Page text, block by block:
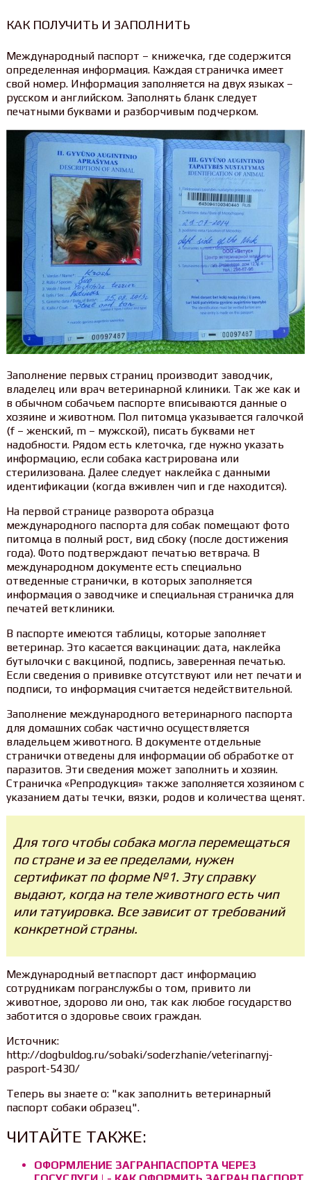
КАК ПОЛУЧИТЬ И ЗАПОЛНИТЬ
Международный паспорт – книжечка, где содержится
определенная информация. Каждая страничка имеет
свой номер. Информация заполняется на двух языках –
русском и английском. Заполнять бланк следует
печатными буквами и разборчивым подчерком.
Заполнение первых страниц производит заводчик,
владелец или врач ветеринарной клиники. Так же как и
в обычном собачьем паспорте вписываются данные о
хозяине и животном. Пол питомца указывается галочкой
(f – женский, m – мужской), писать буквами нет
надобности. Рядом есть клеточка, где нужно указать
информацию, если собака кастрирована или
стерилизована. Далее следует наклейка с данными
идентификации (когда вживлен чип и где находится).
На первой странице разворота образца
международного паспорта для собак помещают фото
питомца в полный рост, вид сбоку (после достижения
года). Фото подтверждают печатью ветврача. В
международном документе есть специально
отведенные странички, в которых заполняется
информация о заводчике и специальная страничка для
печатей ветклиники.
В паспорте имеются таблицы, которые заполняет
ветеринар. Это касается вакцинации: дата, наклейка
бутылочки с вакциной, подпись, заверенная печатью.
Если сведения о прививке отсутствуют или нет печати и
подписи, то информация считается недействительной.
Заполнение международного ветеринарного паспорта
для домашних собак частично осуществляется
владельцем животного. В документе отдельные
странички отведены для информации об обработке от
паразитов. Эти сведения может заполнить и хозяин.
Страничка «Репродукция» также заполняется хозяином с
указанием даты течки, вязки, родов и количества щенят.
Для того чтобы собака могла перемещаться
по стране и за ее пределами, нужен
сертификат по форме №1. Эту справку
выдают, когда на теле животного есть чип
или татуировка. Все зависит от требований
конкретной страны.
Международный ветпаспорт даст информацию
сотрудникам погранслужбы о том, привито ли
животное, здорово ли оно, так как любое государство
заботится о здоровье своих граждан.
Источник:
http://dogbuldog.ru/sobaki/soderzhanie/veterinarnyj-
pasport-5430/
Теперь вы знаете о: "как заполнить ветеринарный
паспорт собаки образец".
ЧИТАЙТЕ ТАКЖЕ:
ОФОРМЛЕНИЕ ЗАГРАНПАСПОРТА ЧЕРЕЗ